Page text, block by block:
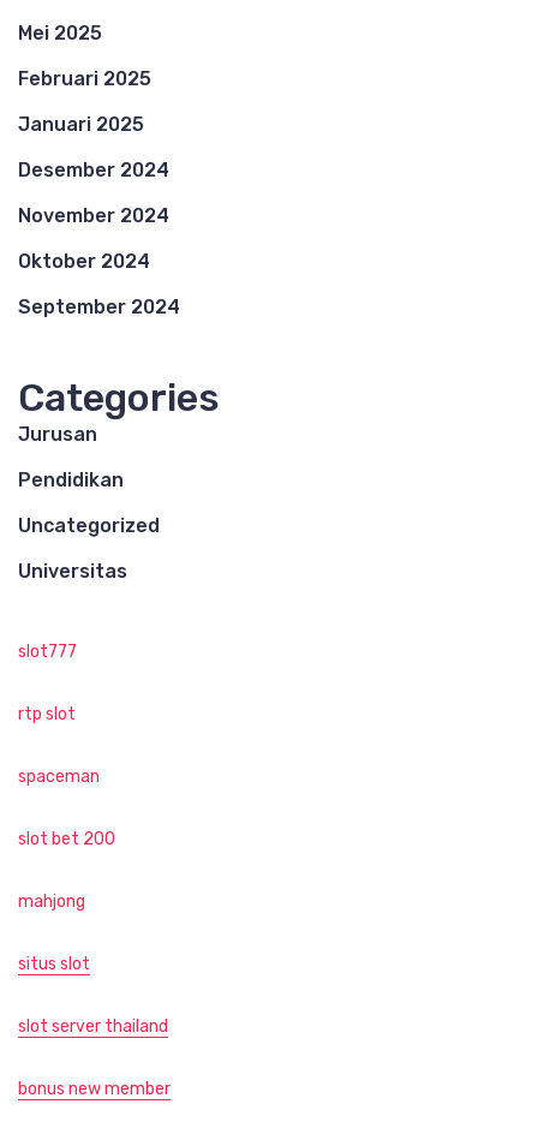
Mei 2025
Februari 2025
Januari 2025
Desember 2024
November 2024
Oktober 2024
September 2024
Categories
Jurusan
Pendidikan
Uncategorized
Universitas
slot777
rtp slot
spaceman
slot bet 200
mahjong
situs slot
slot server thailand
bonus new member